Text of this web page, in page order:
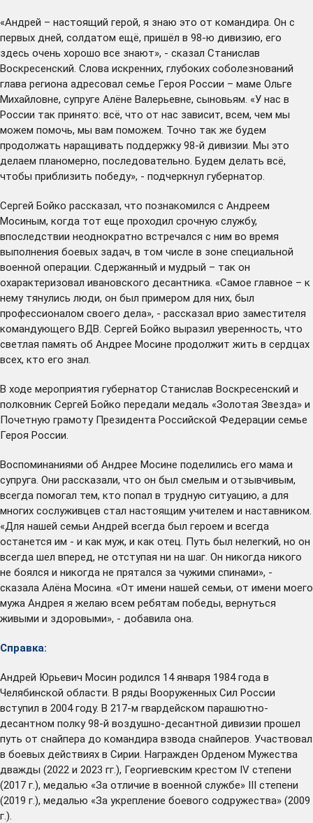
«Андрей – настоящий герой, я знаю это от командира. Он с
первых дней, солдатом ещё, пришёл в 98-ю дивизию, его
здесь очень хорошо все знают», - сказал Станислав
Воскресенский. Слова искренних, глубоких соболезнований
глава региона адресовал семье Героя России – маме Ольге
Михайловне, супруге Алёне Валерьевне, сыновьям. «У нас в
России так принято: всё, что от нас зависит, всем, чем мы
можем помочь, мы вам поможем. Точно так же будем
продолжать наращивать поддержку 98-й дивизии. Мы это
делаем планомерно, последовательно. Будем делать всё,
чтобы приблизить победу», - подчеркнул губернатор.
Сергей Бойко рассказал, что познакомился с Андреем
Мосиным, когда тот еще проходил срочную службу,
впоследствии неоднократно встречался с ним во время
выполнения боевых задач, в том числе в зоне специальной
военной операции. Сдержанный и мудрый – так он
охарактеризовал ивановского десантника. «Самое главное – к
нему тянулись люди, он был примером для них, был
профессионалом своего дела», - рассказал врио заместителя
командующего ВДВ. Сергей Бойко выразил уверенность, что
светлая память об Андрее Мосине продолжит жить в сердцах
всех, кто его знал.
В ходе мероприятия губернатор Станислав Воскресенский и
полковник Сергей Бойко передали медаль «Золотая Звезда» и
Почетную грамоту Президента Российской Федерации семье
Героя России.
Воспоминаниями об Андрее Мосине поделились его мама и
супруга. Они рассказали, что он был смелым и отзывчивым,
всегда помогал тем, кто попал в трудную ситуацию, а для
многих сослуживцев стал настоящим учителем и наставником.
«Для нашей семьи Андрей всегда был героем и всегда
останется им - и как муж, и как отец. Путь был нелегкий, но он
всегда шел вперед, не отступая ни на шаг. Он никогда никого
не боялся и никогда не прятался за чужими спинами», -
сказала Алёна Мосина. «От имени нашей семьи, от имени моего
мужа Андрея я желаю всем ребятам победы, вернуться
живыми и здоровыми», - добавила она.
Справка:
Андрей Юрьевич Мосин родился 14 января 1984 года в
Челябинской области. В ряды Вооруженных Сил России
вступил в 2004 году. В 217-м гвардейском парашютно-
десантном полку 98-й воздушно-десантной дивизии прошел
путь от снайпера до командира взвода снайперов. Участвовал
в боевых действиях в Сирии. Награжден Орденом Мужества
дважды (2022 и 2023 гг.), Георгиевским крестом IV степени
(2017 г.), медалью «За отличие в военной службе» III степени
(2019 г.), медалью «За укрепление боевого содружества» (2009
г.).